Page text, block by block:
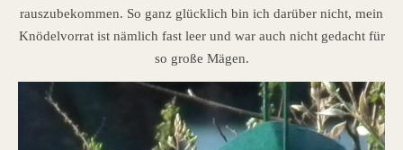
rauszubekommen. So ganz glücklich bin ich darüber nicht, mein
Knödelvorrat ist nämlich fast leer und war auch nicht gedacht für
so große Mägen.